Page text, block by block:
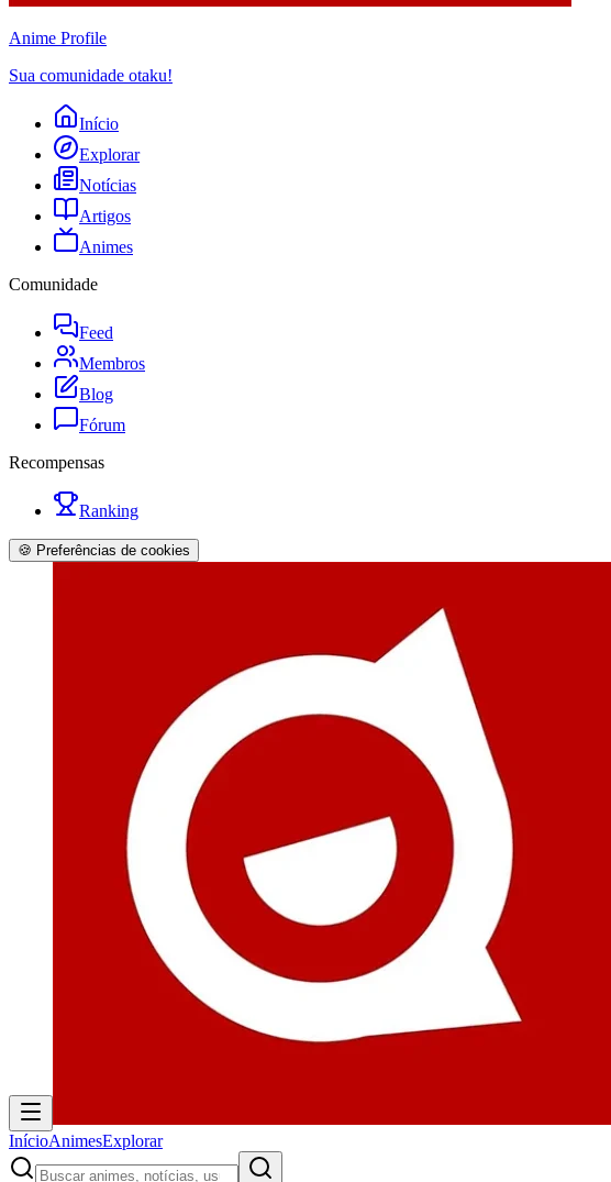
Anime Profile
Sua comunidade otaku!
Início
Explorar
Notícias
Artigos
Animes
Comunidade
Feed
Membros
Blog
Fórum
Recompensas
Ranking
🍪 Preferências de cookies
InícioAnimesExplorar